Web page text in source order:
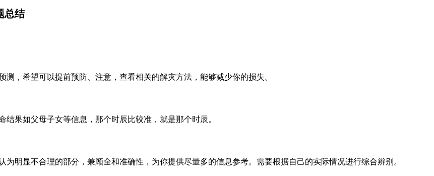
总结
测 ，希望可以提前预防、注意，查看相关的解灾方法，能够减少你的损失。
结果如父母子女等信息，那个时辰比较准，就是那个时辰。
明显不合理的部分，兼顾全和准确性，为你提供尽量多的信息参考。需要根据自己的实际情况进行综合辨别。